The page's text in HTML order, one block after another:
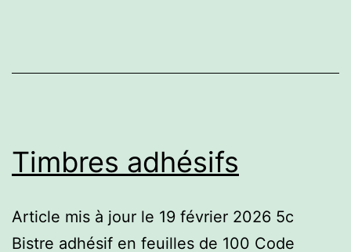
Timbres adhésifs
Article mis à jour le 19 février 2026 5c
Bistre adhésif en feuilles de 100 Code